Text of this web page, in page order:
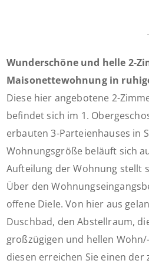
Wunderschöne und helle 2-
Maisonettewohnung in
Diese hier angebotene 2-
befindet sich im 1.
erbauten 3-Parteienhauses in
Wohnungsgröße beläuft sich
Aufteilung der Wohnung stellt
Über den
offene Diele. Von hier aus
Duschbad, den Abstellraum,
großzügigen und hellen
diesen erreichen Sie einen der